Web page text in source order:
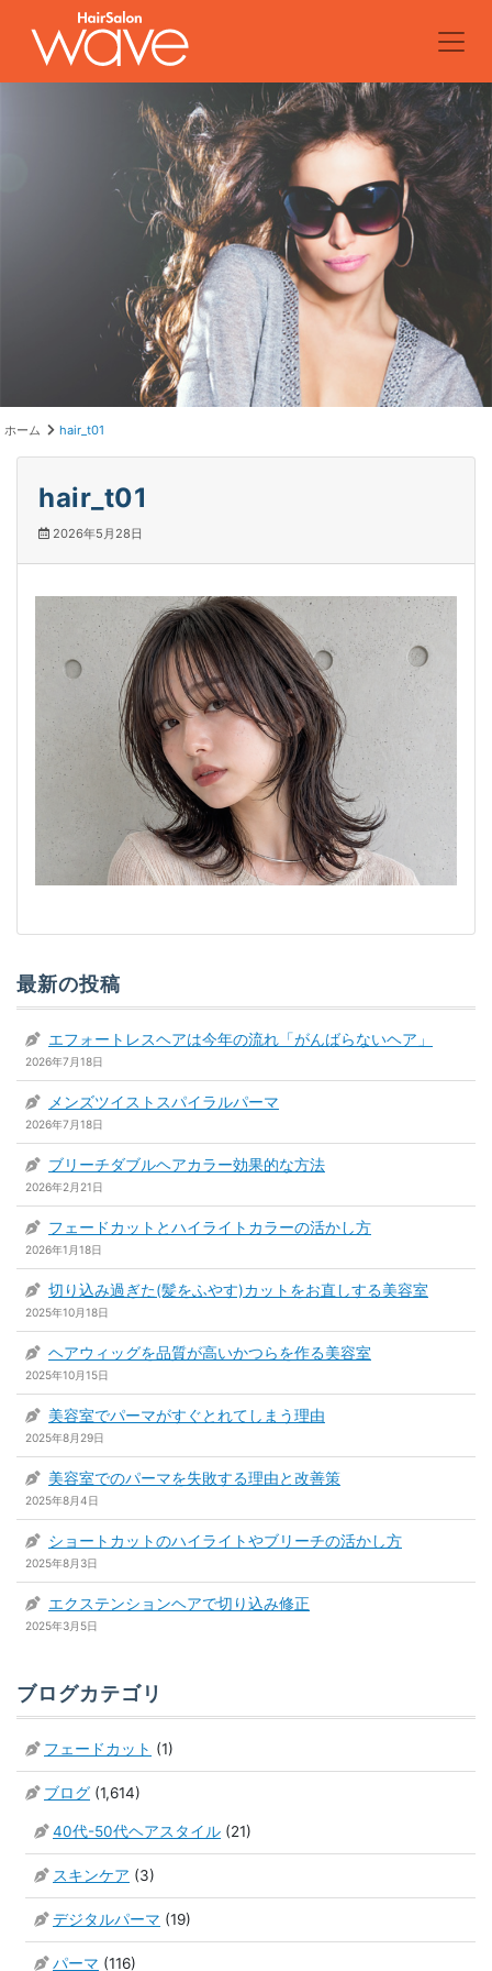
ホーム hair_t01
hair_t01
2026年5月28日
最新の投稿
エフォートレスヘアは今年の流れ「がんばらないヘア」
2026年7月18日
メンズツイストスパイラルパーマ
2026年7月18日
ブリーチダブルヘアカラー効果的な方法
2026年2月21日
フェードカットとハイライトカラーの活かし方
2026年1月18日
切り込み過ぎた(髪をふやす)カットをお直しする美容室
2025年10月18日
ヘアウィッグを品質が高いかつらを作る美容室
2025年10月15日
美容室でパーマがすぐとれてしまう理由
2025年8月29日
美容室でのパーマを失敗する理由と改善策
2025年8月4日
ショートカットのハイライトやブリーチの活かし方
2025年8月3日
エクステンションヘアで切り込み修正
2025年3月5日
ブログカテゴリ
フェードカット (1)
ブログ (1,614)
40代-50代ヘアスタイル (21)
スキンケア (3)
デジタルパーマ (19)
パーマ (116)